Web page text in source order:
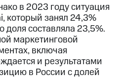
в 2023 году ситуация
который занял 24,3%
составляла 23,5%.
маркетинговой
включая
и результатами
в России с долей